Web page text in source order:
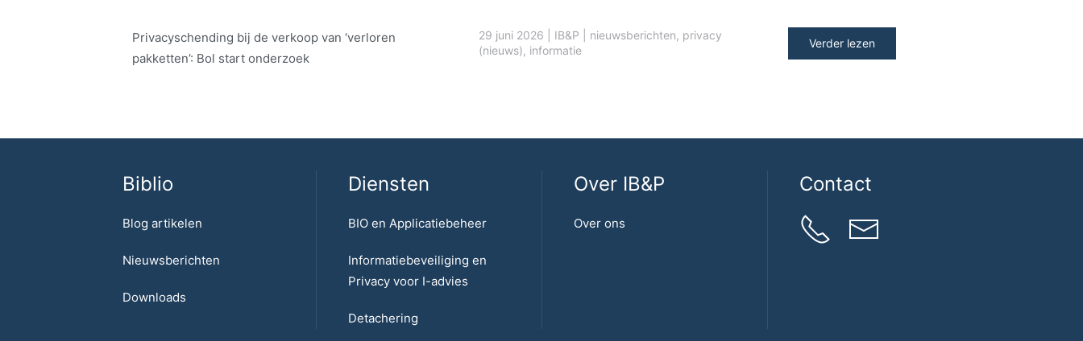
Privacyschending bij de verkoop van ‘verloren
pakketten’: Bol start onderzoek
29 juni 2026 IB&P nieuwsberichten, privacy
(nieuws), informatie
Verder lezen
Biblio
Blog artikelen
Nieuwsberichten
Downloads
Diensten
BIO en Applicatiebeheer
Informatiebeveiliging en
Privacy voor I-advies
Detachering
Over IB&P
Over ons
Contact